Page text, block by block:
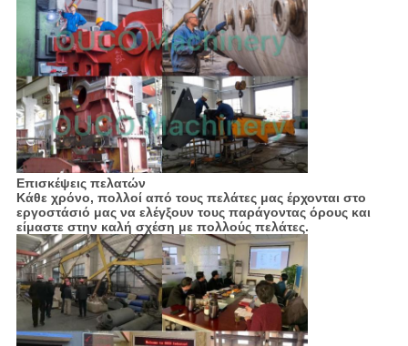
Επισκέψεις πελατών
Κάθε χρόνο, πολλοί από τους πελάτες μας έρχονται στο
εργοστάσιό μας να ελέγξουν τους παράγοντας όρους και
είμαστε στην καλή σχέση με πολλούς πελάτες.